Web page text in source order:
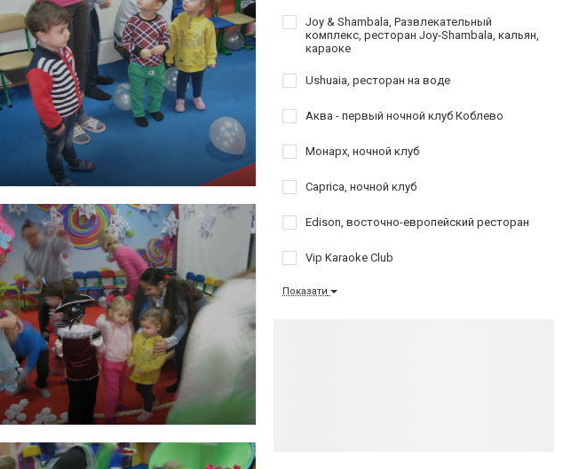
Joy & Shambala, Развлекательный
комплекс, ресторан Joy-Shambala, кальян,
караоке
Ushuaia, ресторан на воде
Аква - первый ночной клуб Коблево
Монарх, ночной клуб
Caprica, ночной клуб
Edison, восточно-европейский ресторан
Vip Karaoke Club
Показати